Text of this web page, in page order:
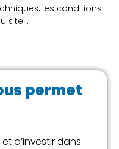
les conditions
site…
permet
et d’investir dans